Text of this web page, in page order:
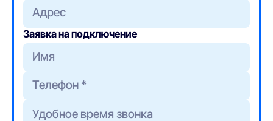
Адрес
Заявка на подключение